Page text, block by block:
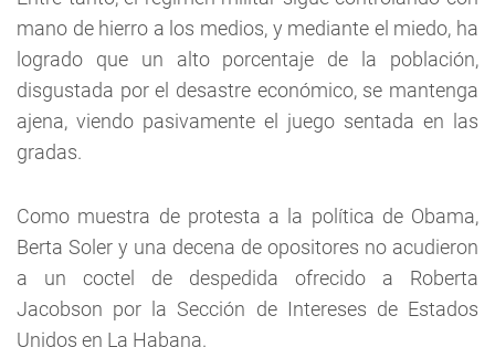
mano de hierro a los medios, y mediante el miedo, ha
logrado que un alto porcentaje de la población,
disgustada por el desastre económico, se mantenga
ajena, viendo pasivamente el juego sentada en las
gradas.
Como muestra de protesta a la política de Obama,
Berta Soler y una decena de opositores no acudieron
a un coctel de despedida ofrecido a Roberta
Jacobson por la Sección de Intereses de Estados
Unidos en La Habana.